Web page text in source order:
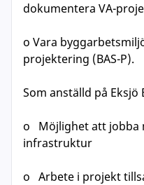
dokumentera VA-
o Vara
projektering (BAS-P).
Som anställd på
o Möjlighet att jobba
infrastruktur
o Arbete i projekt